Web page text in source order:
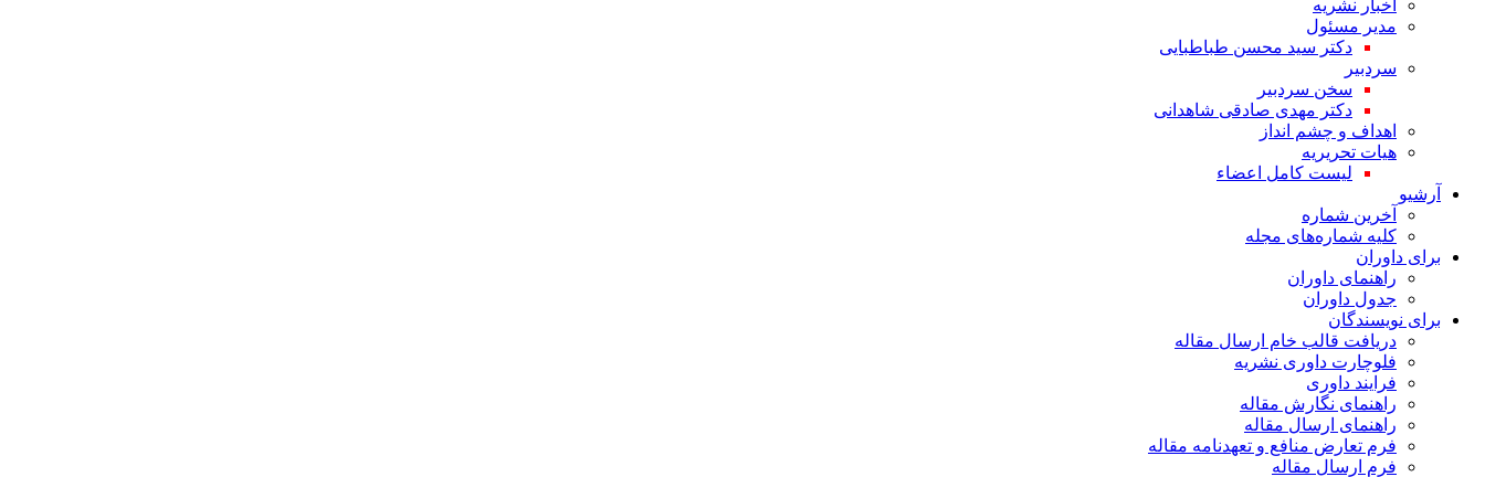
اخبار نشریه
مدیر مسئول
دکتر سید محسن طباطبایی
سردبیر
سخن سردبیر
دکتر مهدی صادقی شاهدانی
اهداف و چشم انداز
هیات تحریریه
لیست کامل اعضاء
آرشیو
آخرین شماره
کلیه شماره‌های مجله
برای داوران
راهنمای داوران
جدول داوران
برای نویسندگان
دریافت قالب خام ارسال مقاله
فلوچارت داوری نشریه
فرایند داوری
راهنمای نگارش مقاله
راهنمای ارسال مقاله
فرم تعارض منافع و تعهدنامه مقاله
فرم ارسال مقاله